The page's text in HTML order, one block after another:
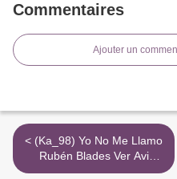
Commentaires
Ajouter un
< (Ka_98) Yo No Me Llamo
Rubén Blades Ver Avi
Película 720P